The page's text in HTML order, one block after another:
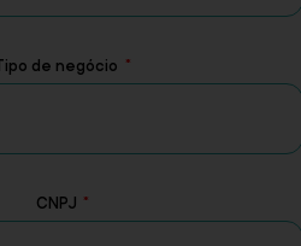
Tipo de negócio
CNPJ